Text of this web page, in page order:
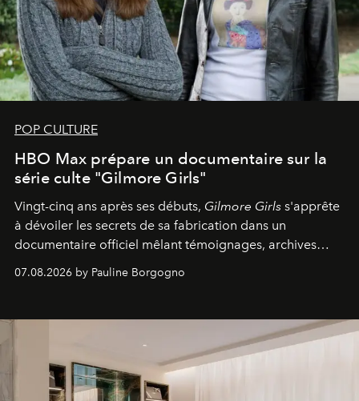
POP CULTURE
HBO Max prépare un documentaire sur la
série culte "Gilmore Girls"
Vingt-cinq ans après ses débuts, Gilmore Girls s'apprête
à dévoiler les secrets de sa fabrication dans un
documentaire officiel mêlant témoignages, archives
inédites et plongée dans les coulisses d'un phénomène
générationnel.
07.08.2026 by Pauline Borgogno